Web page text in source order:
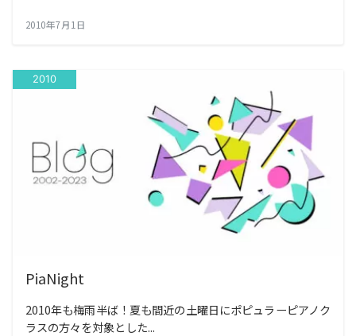
2010年7月1日
2010
PiaNight
2010年も梅雨半ば！夏も間近の土曜日にポピュラーピアノク
ラスの方々を対象とした...